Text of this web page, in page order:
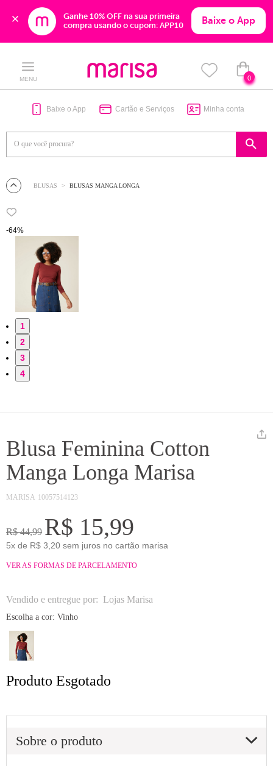
Ganhe 10% OFF na sua primeira
compra usando o cupom: APP10
Baixe o App
content
navigation
MENU 0
Baixe o App Cartão e Serviços Minha conta
BLUSAS BLUSAS MANGA LONGA
-64%
1
2
3
4
Blusa Feminina Cotton
Manga Longa Marisa
MARISA 10057514123
R$ 44,99 R$ 15,99
5x de R$ 3,20 sem juros no cartão marisa
VER AS FORMAS DE PARCELAMENTO
Vendido e entregue por: Lojas Marisa
Escolha a cor: Vinho
Produto Esgotado
Sobre o produto